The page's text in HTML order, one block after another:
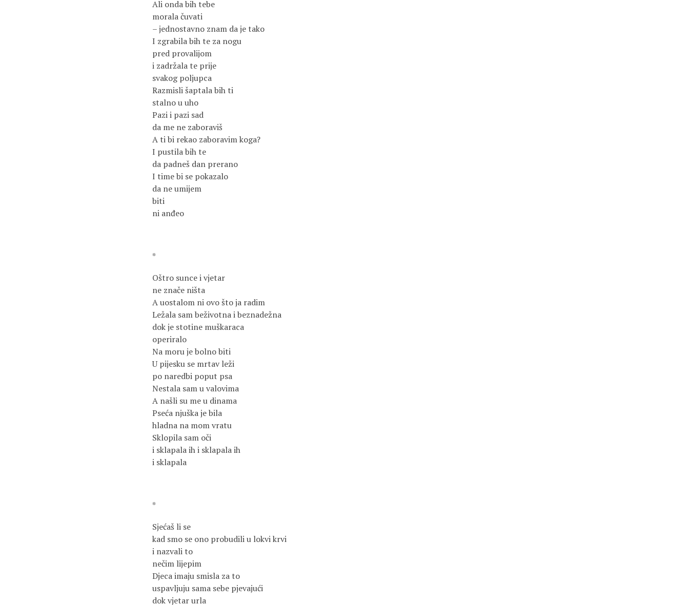
Ali onda bih tebe
morala čuvati
– jednostavno znam da je tako
I zgrabila bih te za nogu
pred provalijom
i zadržala te prije
svakog poljupca
Razmisli šaptala bih ti
stalno u uho
Pazi i pazi sad
da me ne zaboraviš
A ti bi rekao zaboravim koga?
I pustila bih te
da padneš dan prerano
I time bi se pokazalo
da ne umijem
biti
ni anđeo
*
Oštro sunce i vjetar
ne znače ništa
A uostalom ni ovo što ja radim
Ležala sam beživotna i beznadežna
dok je stotine muškaraca
operiralo
Na moru je bolno biti
U pijesku se mrtav leži
po naredbi poput psa
Nestala sam u valovima
A našli su me u dinama
Pseća njuška je bila
hladna na mom vratu
Sklopila sam oči
i sklapala ih i sklapala ih
i sklapala
*
Sjećaš li se
kad smo se ono probudili u lokvi krvi
i nazvali to
nečim lijepim
Djeca imaju smisla za to
uspavljuju sama sebe pjevajući
dok vjetar urla